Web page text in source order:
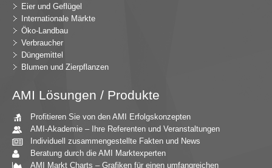
Eier und Geflügel
Internationale Märkte
Öko-Landbau
Verbraucher
Düngemittel
Blumen und Zierpflanzen
AMI Lösungen / Produkte
Profitieren Sie von den AMI Erfolgskonzepten
AMI-Akademie – Ihre Referenten und Veranstaltungen
Individuell zusammengestellte Fakten und News
Beratung durch die AMI Marktexperten
AMI Markt Charts – Grafiken für einen umfangreichen